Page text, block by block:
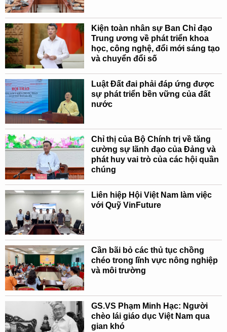
Kiện toàn nhân sự Ban Chỉ đạo
Trung ương về phát triển khoa
học, công nghệ, đổi mới sáng tạo
và chuyển đổi số
Luật Đất đai phải đáp ứng được
sự phát triển bền vững của đất
nước
Chỉ thị của Bộ Chính trị về tăng
cường sự lãnh đạo của Đảng và
phát huy vai trò của các hội quần
chúng
Liên hiệp Hội Việt Nam làm việc
với Quỹ VinFuture
Cần bãi bỏ các thủ tục chồng
chéo trong lĩnh vực nông nghiệp
và môi trường
GS.VS Phạm Minh Hạc: Người
chèo lái giáo dục Việt Nam qua
gian khó